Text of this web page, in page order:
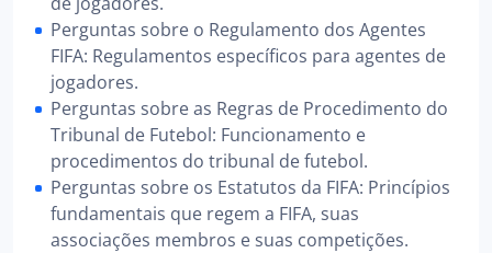
Perguntas sobre o Regulamento dos Agentes
FIFA: Regulamentos específicos para agentes de
jogadores.
Perguntas sobre as Regras de Procedimento do
Tribunal de Futebol: Funcionamento e
procedimentos do tribunal de futebol.
Perguntas sobre os Estatutos da FIFA: Princípios
fundamentais que regem a FIFA, suas
associações membros e suas competições.